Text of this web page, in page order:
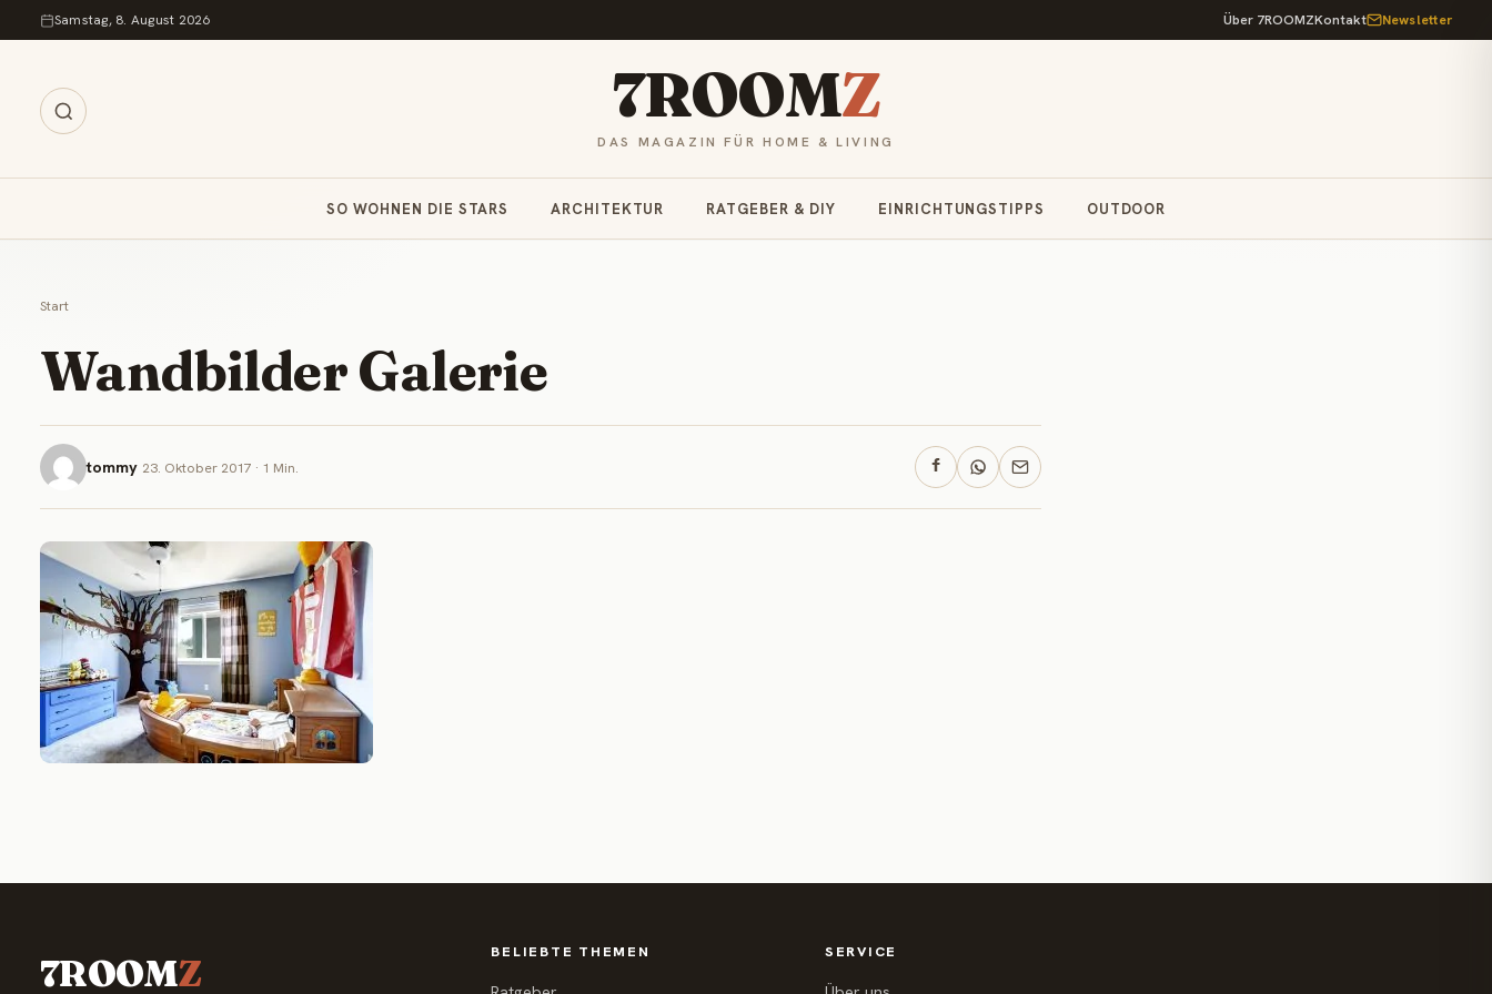
Zum Inhalt springen
Samstag, 8. August 2026 Über 7ROOMZKontakt Newsletter
7ROOMZ
DAS MAGAZIN FÜR HOME & LIVING
SO WOHNEN DIE STARS ARCHITEKTUR RATGEBER & DIY EINRICHTUNGSTIPPS OUTDOOR
Start
Wandbilder Galerie
tommy 23. Oktober 2017 · 1 Min.
7ROOMZ BELIEBTE THEMEN SERVICE